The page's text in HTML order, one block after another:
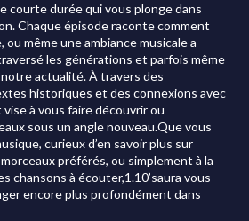
courte durée qui vous plonge dans
Chaque épisode raconte comment
même une ambiance musicale a
les générations et parfois même
actualité. À travers des
historiques et des connexions avec
à vous faire découvrir ou
sous un angle nouveau.Que vous
curieux d’en savoir plus sur
préférés, ou simplement à la
chansons à écouter,1.10’saura vous
encore plus profondément dans